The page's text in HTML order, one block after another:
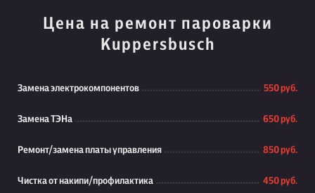
Цена на ремонт пароварки
Kuppersbusch
Замена электрокомпонентов 550 руб.
Замена ТЭНа 650 руб.
Ремонт/замена платы управления 850 руб.
Чистка от накипи/профилактика 450 руб.